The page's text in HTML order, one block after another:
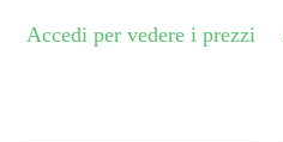
Accedi per vedere i prezzi